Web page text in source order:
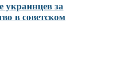
украинцев за
в советском